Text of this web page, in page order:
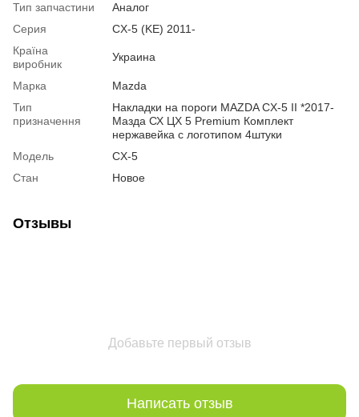
Тип запчастини
Аналог
Серия
CX-5 (KE) 2011-
Країна
виробник
Украина
Марка
Mazda
Тип
призначення
Накладки на пороги MAZDA CX-5 II *2017-
Мазда СХ ЦХ 5 Premium Комплект
нержавейка с логотипом 4штуки
Модель
CX-5
Стан
Новое
Отзывы
Добавьте первый отзыв
Написать отзыв